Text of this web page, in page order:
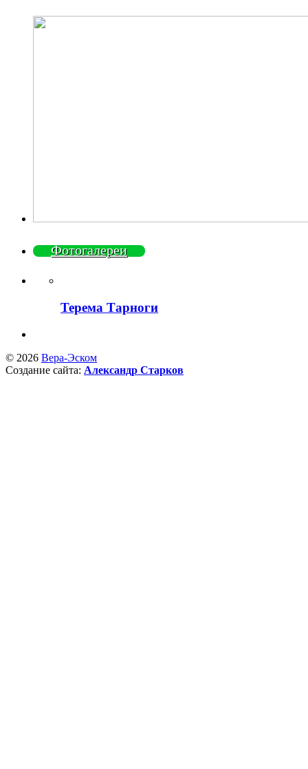
Фотогалереи
Терема Тарноги
© 2026 Вера-Эском
Создание сайта: Александр Старков